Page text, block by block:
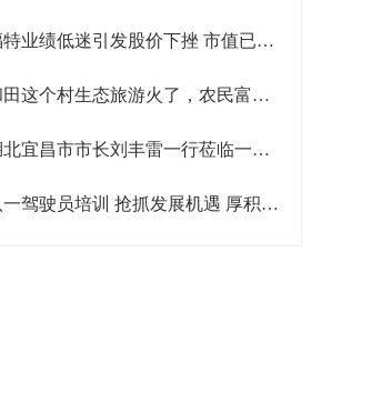
业绩低迷引发股价下挫 市值已不足特斯拉四分之一
这个村生态旅游火了，农民富了！
宜昌市市长刘丰雷一行莅临一颗文化湖北分公司指导工作
一驾驶员培训 抢抓发展机遇 厚积薄发